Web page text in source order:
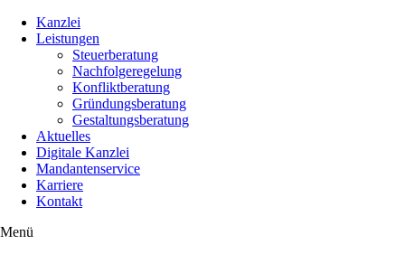
Kanzlei
Leistungen
Steuerberatung
Nachfolgeregelung
Konfliktberatung
Gründungsberatung
Gestaltungsberatung
Aktuelles
Digitale Kanzlei
Mandantenservice
Karriere
Kontakt
Menü